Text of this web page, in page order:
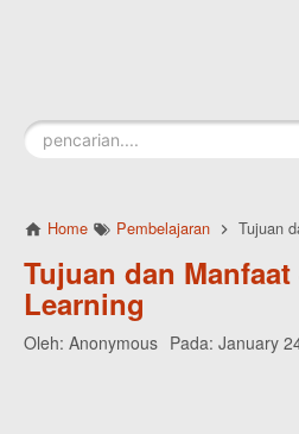
Home Pembelajaran Tujuan
Tujuan dan
Learning
Oleh: Anonymous Pada: January